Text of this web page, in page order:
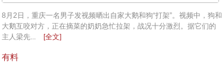
8月2日，重庆一名男子发视频晒出自家大鹅和狗“打架”。视频中，狗和
大鹅互咬对方，正在摘菜的奶奶急忙拉架，战况十分激烈。据它们的
主人梁先...
[全文]
有料